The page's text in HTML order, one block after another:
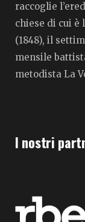
raccoglie
chiese di cui è
(1848), il
mensile
metodista La
I nostri